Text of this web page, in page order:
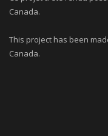
Canada.
This project has been
Canada.